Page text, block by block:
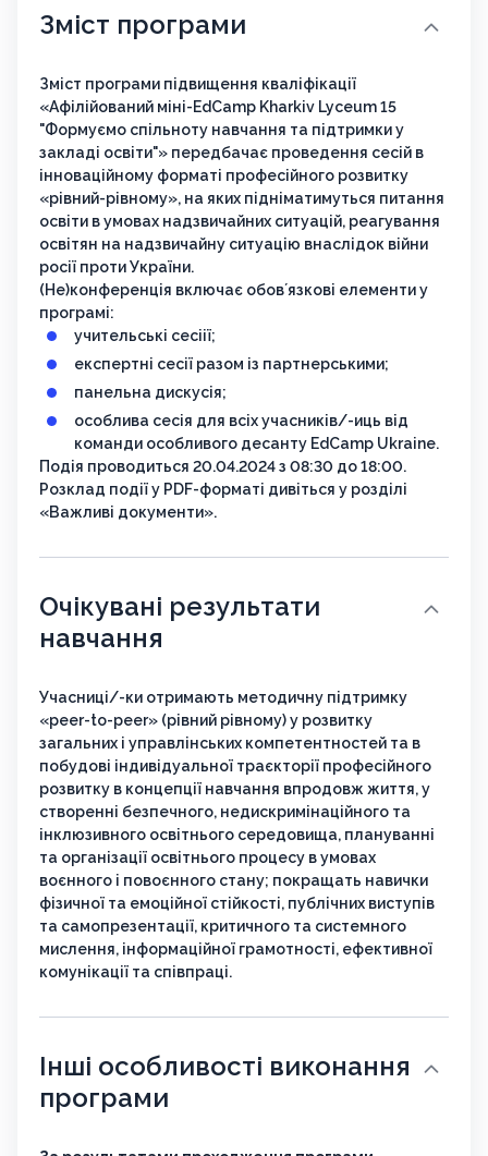
Зміст програми
Зміст програми підвищення кваліфікації
«Афілійований міні-EdCamp Kharkiv Lyceum 15
"Формуємо спільноту навчання та підтримки у
закладі освіти"» передбачає проведення сесій в
інноваційному форматі професійного розвитку
«рівний-рівному», на яких підніматимуться питання
освіти в умовах надзвичайних ситуацій, реагування
освітян на надзвичайну ситуацію внаслідок війни
росії проти України.
(Не)конференція включає обовʼязкові елементи у
програмі:
учительські сесіії;
експертні сесії разом із партнерськими;
панельна дискусія;
особлива сесія для всіх учасників/-иць від
команди особливого десанту EdCamp Ukraine.
Подія проводиться 20.04.2024 з 08:30 до 18:00.
Розклад події у PDF-форматі дивіться у розділі
«Важливі документи».
Очікувані результати
навчання
Учасниці/-ки отримають методичну підтримку
«peer-to-peer» (рівний рівному) у розвитку
загальних і управлінських компетентностей та в
побудові індивідуальної траєкторії професійного
розвитку в концепції навчання впродовж життя, у
створенні безпечного, недискримінаційного та
інклюзивного освітнього середовища, плануванні
та організації освітнього процесу в умовах
воєнного і повоєнного стану; покращать навички
фізичної та емоційної стійкості, публічних виступів
та самопрезентації, критичного та системного
мислення, інформаційної грамотності, ефективної
комунікації та співпраці.
Інші особливості виконання
програми